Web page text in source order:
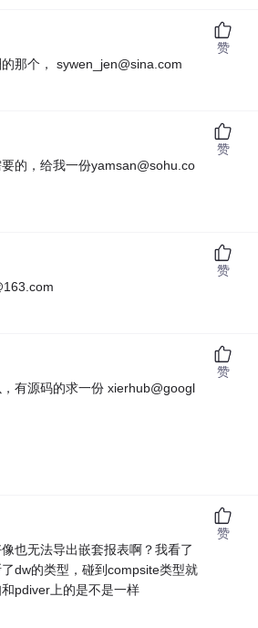
那个， sywen_jen@sina.com
赞
的，给我一份yamsan@sohu.co
赞
赞
有源码的求一份 xierhub@googl
赞
也无法导出嵌套报表啊？我看了
dw的类型，碰到compsite类型就
pdiver上的是不是一样
赞